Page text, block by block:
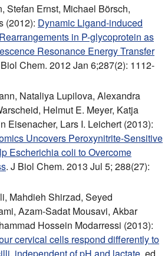
Stefan Ernst, Michael Börsch,
(2012): Dynamic Ligand-induced
in P-glycoprotein as
Resonance Energy Transfer
Chem. 2012 Jan 6;287(2): 1112-
Nataliya Lupilova, Alexandra
Helmut E. Meyer, Katja
Eisenacher, Lars I. Leichert (2013):
Uncovers Peroxynitrite-Sensitive
Escherichia coli to Overcome
. J Biol Chem. 2013 Jul 5; 288(27):
Mahdieh Shirzad, Seyed
Azam-Sadat Mousavi, Akbar
Hossein Modarressi (2013):
cervical cells respond differently to